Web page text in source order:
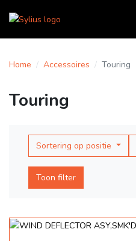
Home Accessoires Touring
Touring
Sortering op positie
Toon filter